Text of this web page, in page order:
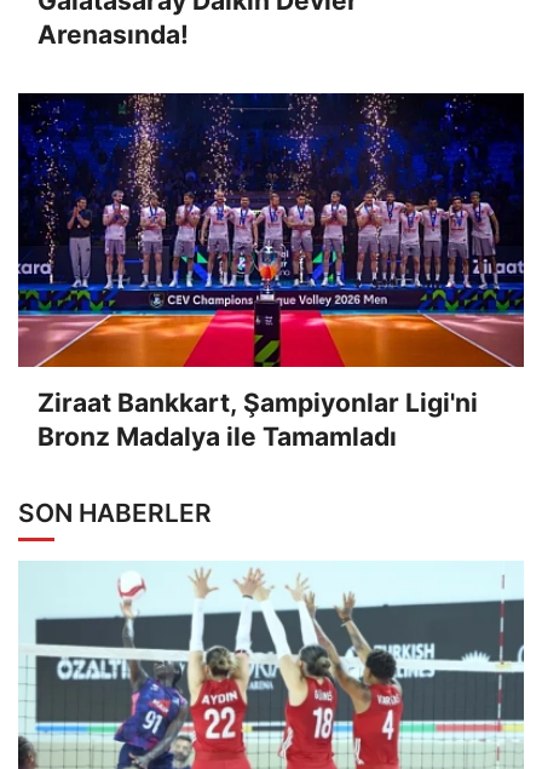
Arenasında!
Ziraat Bankkart, Şampiyonlar Ligi'ni
Bronz Madalya ile Tamamladı
SON HABERLER